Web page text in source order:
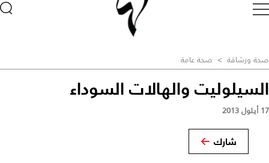
صحة ورشاقة > صحة عامة
السيلوليت والهالات السوداء
17 أيلول 2013
شارك